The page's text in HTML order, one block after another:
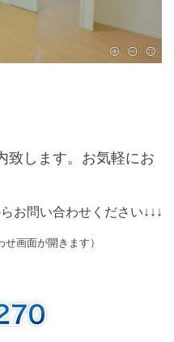
致します。お気軽にお
お問い合わせください↓↓↓
画面が開きます）